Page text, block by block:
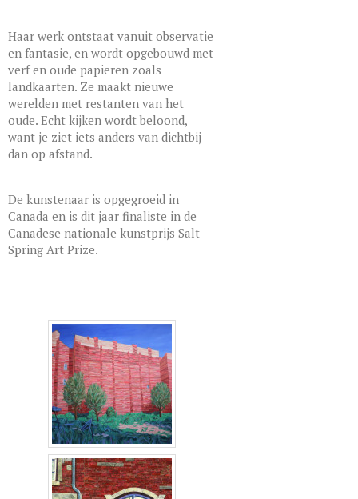
Haar werk ontstaat vanuit observatie
en fantasie, en wordt opgebouwd met
verf en oude papieren zoals
landkaarten. Ze maakt nieuwe
werelden met restanten van het
oude. Echt kijken wordt beloond,
want je ziet iets anders van dichtbij
dan op afstand.
De kunstenaar is opgegroeid in
Canada en is dit jaar finaliste in de
Canadese nationale kunstprijs Salt
Spring Art Prize.